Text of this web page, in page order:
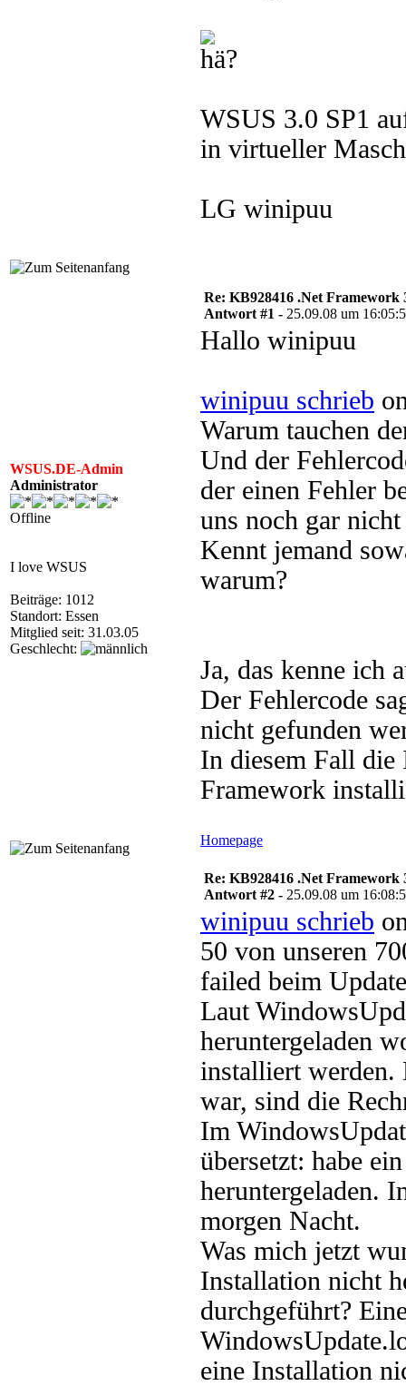
WSUS 3.0 SP1
in virtueller
LG winipuu
WSUS.DE-Admin
Administrator
Offline
I love WSUS
Beiträge: 1012
Standort: Essen
Mitglied seit: 31.03.05
Geschlecht:
Re: KB928416 .Net Framework
Antwort #1 - 25.09.08 um
Hallo winipuu
winipuu schrieb
Warum tauchen
Und der
der einen Fehler
uns noch gar
Kennt jemand
warum?
Ja, das kenne ich
Der Fehlercode
nicht gefunden
In diesem Fall
Framework
Homepage
Re: KB928416 .Net Framework
Antwort #2 - 25.09.08 um
winipuu schrieb
50 von unseren
failed beim
Laut
heruntergeladen
installiert werden.
war, sind die
Im
übersetzt: habe
heruntergeladen.
morgen Nacht.
Was mich jetzt
Installation nicht
durchgeführt?
eine Installation